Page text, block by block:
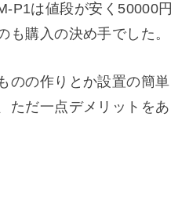
P1は値段が安く50000円
も購入の決め手でした。
のの作りとか設置の簡単
ただ一点デメリットをあ